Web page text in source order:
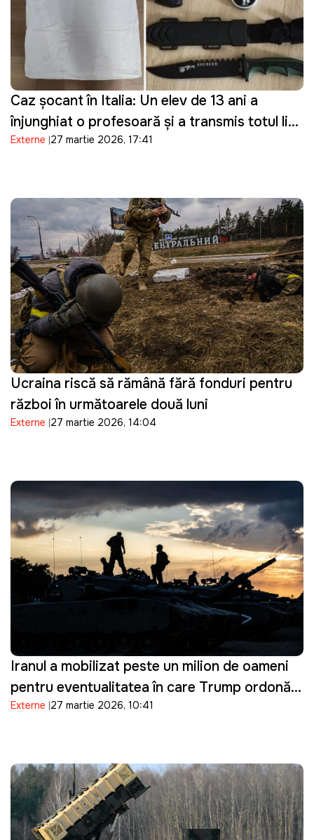
Caz șocant în Italia: Un elev de 13 ani a
înjunghiat o profesoară și a transmis totul live
pe Telegram
Externe 27 martie 2026, 17:41
Ucraina riscă să rămână fără fonduri pentru
război în următoarele două luni
Externe 27 martie 2026, 14:04
Iranul a mobilizat peste un milion de oameni
pentru eventualitatea în care Trump ordonă o
invazie terestră
Externe 27 martie 2026, 10:41